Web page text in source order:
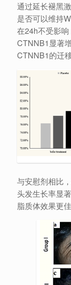
通过延长褪黑
是否可以维持
在24h不受影响
CTNNB1显著
CTNNB1的迁
与安慰剂相比
头发生长率显
脂质体效果更佳